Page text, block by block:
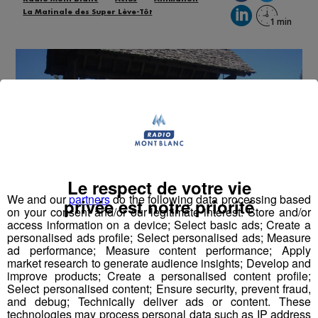
La Matinale des Super Lève-Tôt
Les vacanciers ducamping municipal de Samoënsont
passé une nuit de samedi à dimanche agitée.
We and ourpartnersdo the following data processing based
on your consent and/or our legitimate interest: Store and/or
access information on a device; Select basic ads; Create a
personalised ads profile; Select personalised ads; Measure
ad performance; Measure content performance; Apply
market research to generate audience insights; Develop and
improve products; Create a personalised content profile;
Select personalised content; Ensure security, prevent fraud,
and debug; Technically deliver ads or content. These
technologies may process personal data such as IP address
Le respect de votre vie
privée est notre priorité